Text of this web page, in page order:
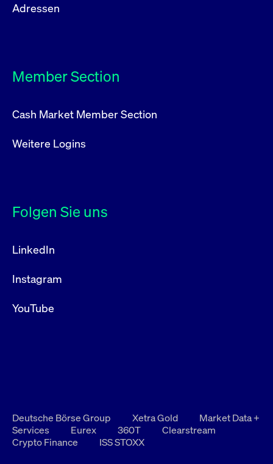
Adressen
Member Section
Cash Market Member Section
Weitere Logins
Folgen Sie uns
LinkedIn
Instagram
YouTube
Deutsche Börse Group Xetra Gold
Market Data +
Services
Eurex 360T
Clearstream
Crypto Finance
ISS STOXX